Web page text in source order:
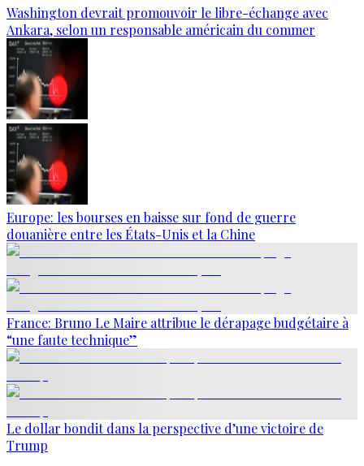
Washington devrait promouvoir le libre-échange avec
Ankara, selon un responsable américain du commer
Europe: les bourses en baisse sur fond de guerre
douanière entre les États-Unis et la Chine
France: Bruno Le Maire attribue le dérapage budgétaire à
“une faute technique”
Le dollar bondit dans la perspective d’une victoire de
Trump